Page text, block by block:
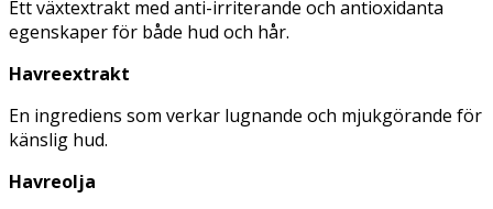
Ett växtextrakt med anti-irriterande och antioxidanta
egenskaper för både hud och hår.
Havreextrakt
En ingrediens som verkar lugnande och mjukgörande för
känslig hud.
Havreolja